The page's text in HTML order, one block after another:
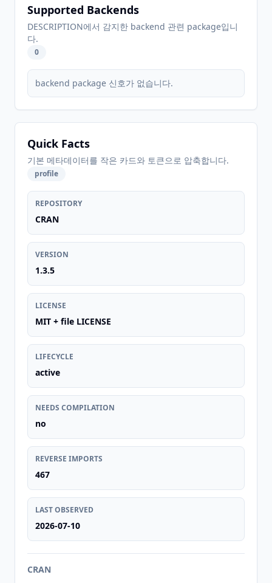
Supported Backends
DESCRIPTION에서 감지한 backend 관련 package입니
다.
0
backend package 신호가 없습니다.
Quick Facts
기본 메타데이터를 작은 카드와 토큰으로 압축합니다.
profile
REPOSITORY
CRAN
VERSION
1.3.5
LICENSE
MIT + file LICENSE
LIFECYCLE
active
NEEDS COMPILATION
no
REVERSE IMPORTS
467
LAST OBSERVED
2026-07-10
CRAN